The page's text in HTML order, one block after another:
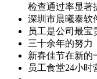
检查通过率显著
深圳市晨曦泰软
员工是公司最宝
三十余年的努力
新春佳节在新的
员工食堂24小时